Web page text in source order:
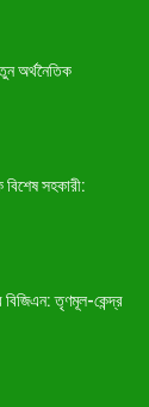
অর্থনৈতিক
বিশেষ সহকারী:
তৃণমূল-কেন্দ্র